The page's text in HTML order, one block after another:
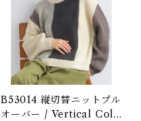
B53014 縦切替ニットプル
オーバー / Vertical Colo